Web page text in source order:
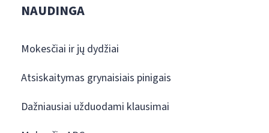
NAUDINGA
Mokesčiai ir jų dydžiai
Atsiskaitymas grynaisiais pinigais
Dažniausiai užduodami klausimai